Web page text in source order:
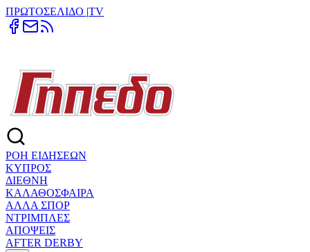
ΠΡΩΤΟΣΕΛΙΔΟ |TV
ΡΟΗ ΕΙΔΗΣΕΩΝ
ΚΥΠΡΟΣ
ΔΙΕΘΝΗ
ΚΑΛΑΘΟΣΦΑΙΡΑ
ΑΛΛΑ ΣΠΟΡ
ΝΤΡΙΜΠΛΕΣ
ΑΠΟΨΕΙΣ
AFTER DERBY